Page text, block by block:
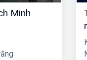
Minh